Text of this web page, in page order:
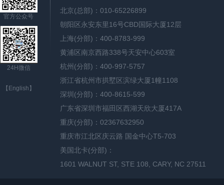
官方公众号
24H微信
【English】
北京(总部)：010-65226899
朝阳区永安东里16号CBD国际大厦12层
上海(分部)：400-8783-999
黄浦区南京西路338号天安中心603室
杭州(分部)：400-997-5757
浙江省杭州市拱墅区滨绿大厦1幢1108
深圳(分部)：400-8615-599
广东省深圳市福田区西湖天欣大厦417A
重庆(分部)：02367632950
重庆市江北区庆云路 国金中心T5-703
美国北卡(分部)：
1601 WALNUT ST, STE 108, CARY, NC 27511